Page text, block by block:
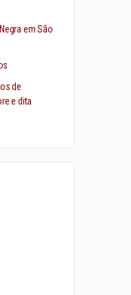
em São
de
e dita